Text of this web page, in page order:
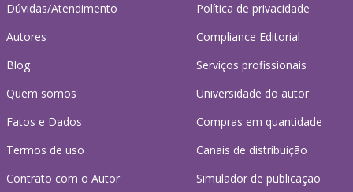
Dúvidas/Atendimento
Autores
Blog
Quem somos
Fatos e Dados
Termos de uso
Contrato com o Autor
Política de privacidade
Compliance Editorial
Serviços profissionais
Universidade do autor
Compras em quantidade
Canais de distribuição
Simulador de publicação